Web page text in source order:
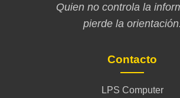
Quien no controla la
pierde la orientación.
Contacto
LPS Computer